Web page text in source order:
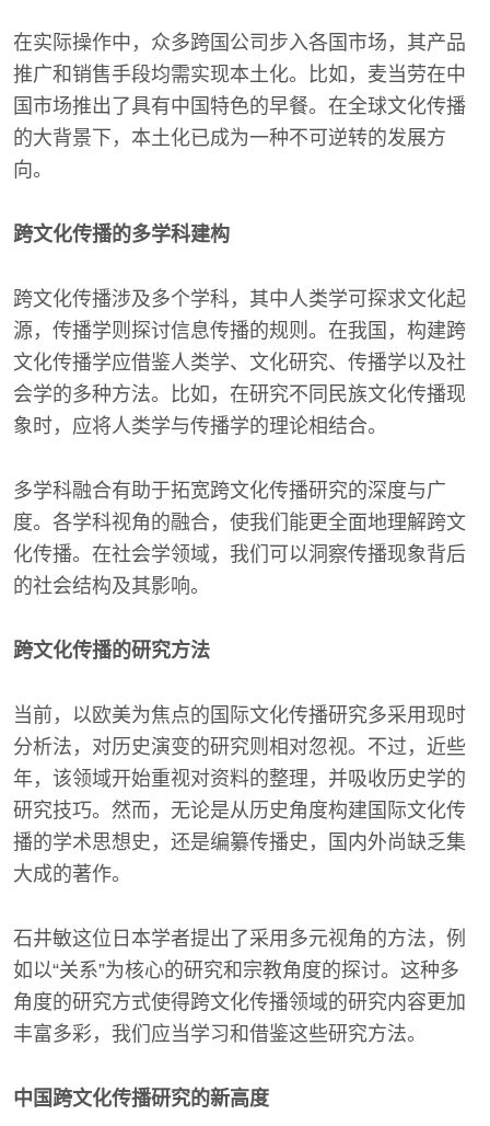
在实际操作中，众多跨国公司步入各国市场，其产品
推广和销售手段均需实现本土化。比如，麦当劳在中
国市场推出了具有中国特色的早餐。在全球文化传播
的大背景下，本土化已成为一种不可逆转的发展方
向。
跨文化传播的多学科建构
跨文化传播涉及多个学科，其中人类学可探求文化起
源，传播学则探讨信息传播的规则。在我国，构建跨
文化传播学应借鉴人类学、文化研究、传播学以及社
会学的多种方法。比如，在研究不同民族文化传播现
象时，应将人类学与传播学的理论相结合。
多学科融合有助于拓宽跨文化传播研究的深度与广
度。各学科视角的融合，使我们能更全面地理解跨文
化传播。在社会学领域，我们可以洞察传播现象背后
的社会结构及其影响。
跨文化传播的研究方法
当前，以欧美为焦点的国际文化传播研究多采用现时
分析法，对历史演变的研究则相对忽视。不过，近些
年，该领域开始重视对资料的整理，并吸收历史学的
研究技巧。然而，无论是从历史角度构建国际文化传
播的学术思想史，还是编纂传播史，国内外尚缺乏集
大成的著作。
石井敏这位日本学者提出了采用多元视角的方法，例
如以“关系”为核心的研究和宗教角度的探讨。这种多
角度的研究方式使得跨文化传播领域的研究内容更加
丰富多彩，我们应当学习和借鉴这些研究方法。
中国跨文化传播研究的新高度